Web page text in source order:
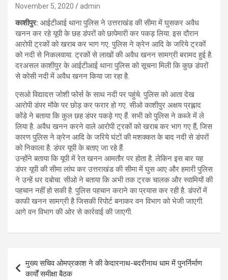
November 5, 2020 admin
काशीपुर: आईटीआई थाना पुलिस ने उत्तराखंड की सीमा में घुसकर अवैध
खनन कर रहे यूपी के छह डंपरों को छापेमारी कर पकड़ लिया. इस दौरान
आरोपी ट्रकों को खराब कर भाग गए. पुलिस ने क्रेन आदि के जरिये ट्रकों
को नदी से निकलवाया. ट्रकों से लाखों की अवैध खनन सामग्री बरामद हुई है.
दरअसल काशीपुर के आईटीआई थाना पुलिस को सूचना मिली कि कुछ डंपरों
से कोसी नदी में अवैध खनन किया जा रहा है.
एसओ विद्यादत्त जोशी फोर्स के साथ नदी पर पहुंचे. पुलिस को आता देख
आरोपी डंपर मौके पर छोड़ कर फरार हो गए. सीओ काशीपुर अक्षय प्रह्लाद
कोंडे ने बताया कि कुल छह डंपर पकड़े गए हैं. सभी को पुलिस ने कब्जे में ले
लिया है. अवैध खनन करने वाले आरोपी ट्रकों को खराब कर भाग गए हैं, जिस
कारण पुलिस ने क्रेन आदि के जरिये घंटों की मशक्कत के बाद नदी से डंपरों
को निकाला है. डंपर यूपी के बताए जा रहे हैं.
उन्होंने बताया कि यूपी में रेत खनन आमतौर पर होता है. लेकिन इस बार यह
डंपर यूपी की सीमा लांघ कर उत्तराखंड की सीमा में घुस आए और हमारी पुलिस
ने उन्हें धर दबोचा. सीओ ने बताया कि अभी तक ट्रक चालक और स्वामियों की
पहचान नहीं हो सकी है. पुलिस पहचान कराने का प्रयास कर रही है. डंपरों में
काफी खनन सामग्री है जिसकी रिपोर्ट बनाकर वन विभाग को भेजी जाएगी.
आगे वन विभाग की ओर से कार्रवाई की जाएगी.
navigation
मुख्य सचिव ओमप्रकाश ने की केदारनाथ-बदरीनाथ धाम में पुनर्निर्माण
कार्यों समीक्षा बैठक